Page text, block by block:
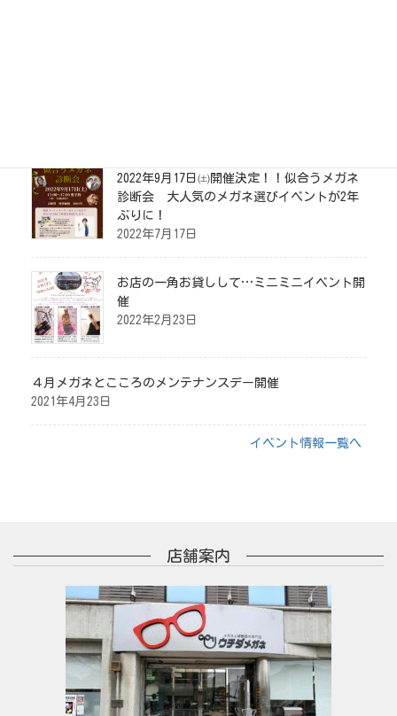
2022年9月17日㈯開催決定！！似合うメガネ
診断会 大人気のメガネ選びイベントが2年
ぶりに！
2022年7月17日
お店の一角お貸しして…ミニミニイベント開
催
2022年2月23日
４月メガネとこころのメンテナンスデー開催
2021年4月23日
イベント情報一覧へ
店舗案内